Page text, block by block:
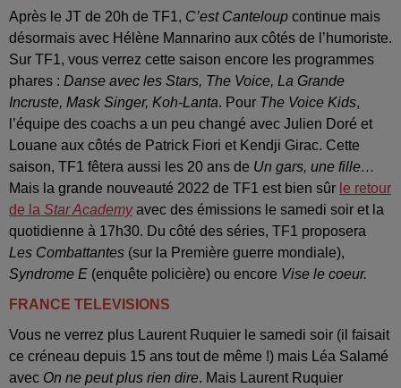
Après le JT de 20h de TF1, C’est Canteloup continue mais
désormais avec Hélène Mannarino aux côtés de l’humoriste.
Sur TF1, vous verrez cette saison encore les programmes
phares : Danse avec les Stars, The Voice, La Grande
Incruste, Mask Singer, Koh-Lanta. Pour The Voice Kids,
l’équipe des coachs a un peu changé avec Julien Doré et
Louane aux côtés de Patrick Fiori et Kendji Girac. Cette
saison, TF1 fêtera aussi les 20 ans de Un gars, une fille…
Mais la grande nouveauté 2022 de TF1 est bien sûr le retour
de la Star Academyavec des émissions le samedi soir et la
quotidienne à 17h30. Du côté des séries, TF1 proposera
Les Combattantes (sur la Première guerre mondiale),
Syndrome E (enquête policière) ou encore Vise le coeur.
FRANCE TELEVISIONS
Vous ne verrez plus Laurent Ruquier le samedi soir (il faisait
ce créneau depuis 15 ans tout de même !) mais Léa Salamé
avec On ne peut plus rien dire. Mais Laurent Ruquier